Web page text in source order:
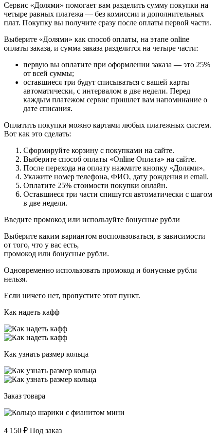
Сервис «Долями» помогает вам разделить сумму покупки на
четыре равных платежа — без комиссии и дополнительных
плат. Покупку вы получите сразу после оплаты первой части.
Выберите «Долями» как способ оплаты, на этапе online
оплаты заказа, и сумма заказа разделится на четыре части:
первую вы оплатите при оформлении заказа — это 25%
от всей суммы;
оставшиеся три будут списываться с вашей карты
автоматически, с интервалом в две недели. Перед
каждым платежом сервис пришлет вам напоминание о
дате списания.
Оплатить покупки можно картами любых платежных систем.
Вот как это сделать:
Сформируйте корзину с покупками на сайте.
Выберите способ оплаты «Online Оплата» на сайте.
После перехода на оплату нажмите кнопку «Долями».
Укажите номер телефона, ФИО, дату рождения и email.
Оплатите 25% стоимости покупки онлайн.
Оставшиеся три части спишутся автоматически с шагом
в две недели.
Введите промокод или используйте бонусные рубли
Выберите каким вариантом воспользоваться, в зависимости
от того, что у вас есть,
промокод или бонусные рубли.
Одновременно использовать промокод и бонусные рубли
нельзя.
Если ничего нет, пропустите этот пункт.
Как надеть кафф
Как узнать размер кольца
Заказ товара
4 150 ₽ Под заказ